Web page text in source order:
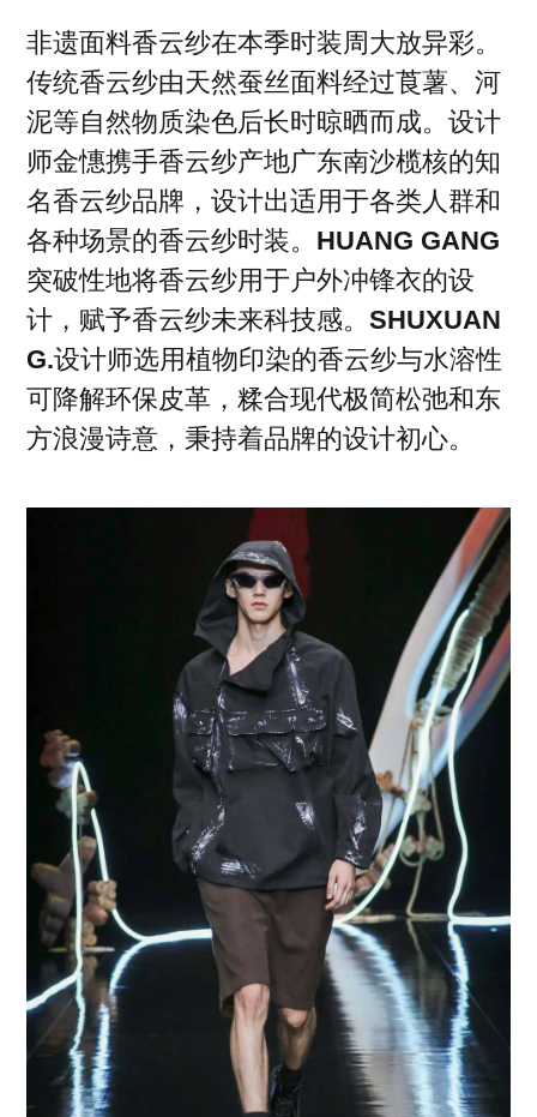
非遗面料香云纱在本季时装周大放异彩。
传统香云纱由天然蚕丝面料经过莨薯、河
泥等自然物质染色后长时晾晒而成。设计
师金憓携手香云纱产地广东南沙榄核的知
名香云纱品牌，设计出适用于各类人群和
各种场景的香云纱时装。 HUANG GANG
突破性地将香云纱用于户外冲锋衣的设
计，赋予香云纱未来科技感。SHUXUAN
G.设计师选用植物印染的香云纱与水溶性
可降解环保皮革，糅合现代极简松弛和东
方浪漫诗意，秉持着品牌的设计初心。